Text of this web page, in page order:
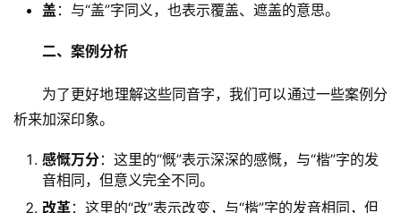
盖 ：与“盖”字同义，也表示覆盖、遮盖的意思。
二、案例分析
为了更好地理解这些同音字，我们可以通过一些案例分
析来加深印象。
感慨万分：这里的“慨”表示深深的感慨，与“楷”字的发
音相同，但意义完全不同。
改革：这里的“改”表示改变，与“楷”字的发音相同，但